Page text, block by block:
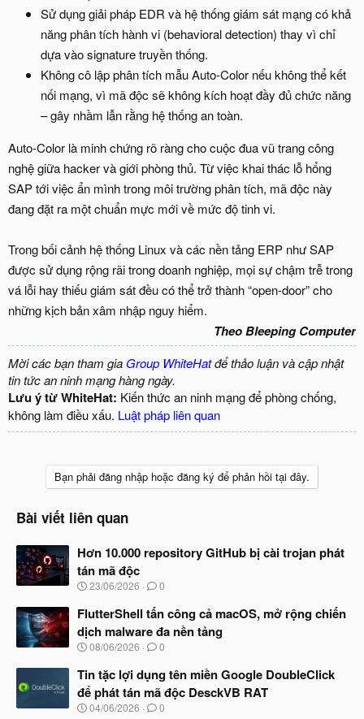
Sử dụng giải pháp EDR và hệ thống giám sát mạng có khả
năng phân tích hành vi (behavioral detection) thay vì chỉ
dựa vào signature truyền thống.
Không cô lập phân tích mẫu Auto-Color nếu không thể kết
nối mạng, vì mã độc sẽ không kích hoạt đầy đủ chức năng
– gây nhầm lẫn rằng hệ thống an toàn.
Auto-Color là minh chứng rõ ràng cho cuộc đua vũ trang công
nghệ giữa hacker và giới phòng thủ. Từ việc khai thác lỗ hổng
SAP tới việc ẩn mình trong môi trường phân tích, mã độc này
đang đặt ra một chuẩn mực mới về mức độ tinh vi.
Trong bối cảnh hệ thống Linux và các nền tảng ERP như SAP
được sử dụng rộng rãi trong doanh nghiệp, mọi sự chậm trễ trong
vá lỗi hay thiếu giám sát đều có thể trở thành “open-door” cho
những kịch bản xâm nhập nguy hiểm.
Theo Bleeping Computer
Mời các bạn tham gia Group WhiteHatđể thảo luận và cập nhật
tin tức an ninh mạng hàng ngày.
Lưu ý từ WhiteHat: Kiến thức an ninh mạng để phòng chống,
không làm điều xấu. Luật pháp liên quan
Bạn phải đăng nhập hoặc đăng ký để phản hồi tại đây.
Bài viết liên quan
Hơn 10.000 repository GitHub bị cài trojan phát
tán mã độc
N
à
b
ắ
đ
ầ
u
23/06/2026 0
FlutterShell tấn công cả macOS, mở rộng chiến
dịch malware đa nền tảng
N
à
y
b
ắ
08/06/2026 0
Tin tặc lợi dụng tên miền Google DoubleClick
để phát tán mã độc DesckVB RAT
N
04/06/2026 0